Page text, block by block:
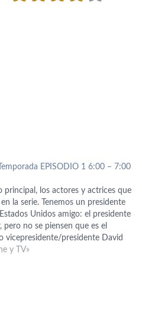
EPISODIO 1 6:00 – 7:00
principal, los actores y actrices que
la serie. Tenemos un presidente
Unidos amigo: el presidente
pero no se piensen que es el
vicepresidente/presidente David
que ha vuelto de ultratumba, no, es
y TV»